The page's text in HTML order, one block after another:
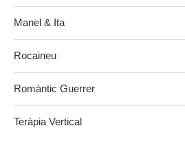
Manel & Ita
Rocaineu
Romàntic Guerrer
Teràpia Vertical